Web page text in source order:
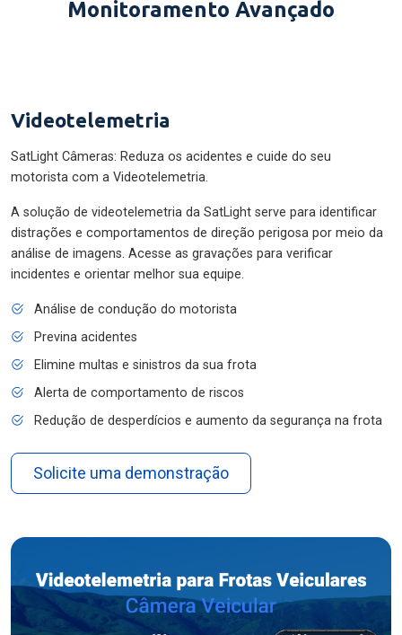
Monitoramento Avançado
Videotelemetria
SatLight Câmeras: Reduza os acidentes e cuide do seu
motorista com a Videotelemetria.
A solução de videotelemetria da SatLight serve para identificar
distrações e comportamentos de direção perigosa por meio da
análise de imagens. Acesse as gravações para verificar
incidentes e orientar melhor sua equipe.
Análise de condução do motorista
Previna acidentes
Elimine multas e sinistros da sua frota
Alerta de comportamento de riscos
Redução de desperdícios e aumento da segurança na frota
Solicite uma demonstração